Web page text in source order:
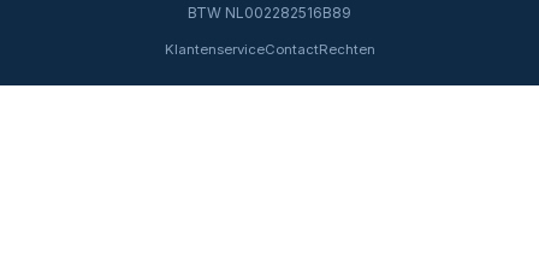
BTW NL002282516B89
KlantenserviceContactRechten